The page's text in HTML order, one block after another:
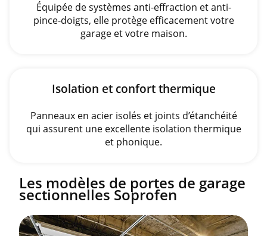
Équipée de systèmes anti-effraction et anti-
pince-doigts, elle protège efficacement votre
garage et votre maison.
Isolation et confort thermique
Panneaux en acier isolés et joints d’étanchéité
qui assurent une excellente isolation thermique
et phonique.
Les modèles de portes de garage
sectionnelles Soprofen